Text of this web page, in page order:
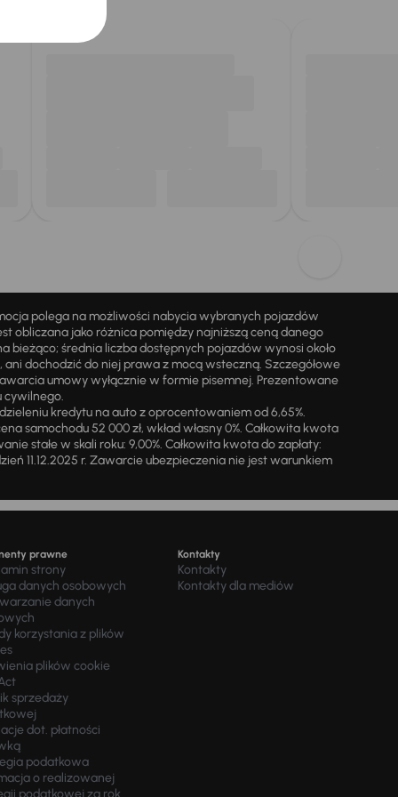
polega na możliwości nabycia wybranych pojazdów
obliczana jako różnica pomiędzy najniższą ceną danego
bieżąco; średnia liczba dostępnych pojazdów wynosi około
dochodzić do niej prawa z mocą wsteczną. Szczegółowe
umowy wyłącznie w formie pisemnej. Prezentowane
cywilnego.
kredytu na auto z oprocentowaniem od 6,65%.
samochodu 52 000 zł, wkład własny 0%. Całkowita kwota
stałe w skali roku: 9,00%. Całkowita kwota do zapłaty:
11.12.2025 r. Zawarcie ubezpieczenia nie jest warunkiem
prawne
strony
danych osobowych
danych
korzystania z plików
plików cookie
sprzedaży
dot. płatności
podatkowa
o realizowanej
podatkowej za rok
Kontakty
Kontakty
Kontakty dla mediów